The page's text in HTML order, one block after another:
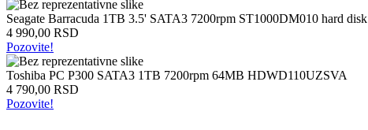
laptopovi
Tableti
Laptop
torbe
Tablet
zaštitne
futrole
Matične
Seagate Barracuda 1TB 3.5' SATA3 7200rpm ST1000DM010 hard disk
4 990,00 RSD
Pozovite!
Toshiba PC P300 SATA3 1TB 7200rpm 64MB HDWD110UZSVA
4 790,00 RSD
Pozovite!